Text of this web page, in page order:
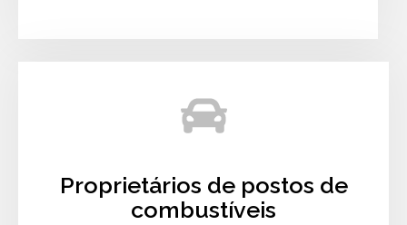
Proprietários de postos de
combustíveis